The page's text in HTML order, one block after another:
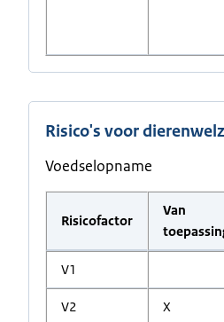
Risico's voor
Voedselopname
Risicofactor
Van
V1
V2 X